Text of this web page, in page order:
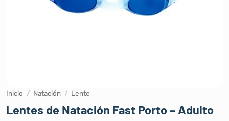
Inicio / Natación / Lente
Lentes de Natación Fast Porto – Adulto